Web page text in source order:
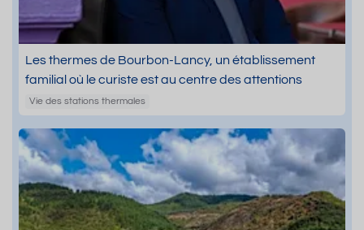
Les thermes de Bourbon-Lancy, un établissement
familial où le curiste est au centre des attentions
Vie des stations thermales